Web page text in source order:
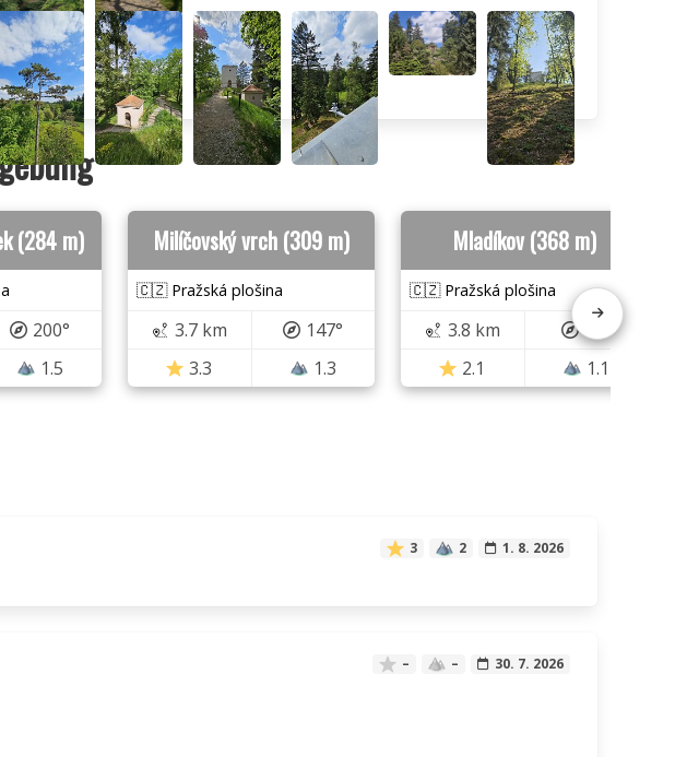
(284 m)
200°
1.5
Milíčovský vrch (309 m)
🇨🇿 Pražská plošina
3.7 km
147°
3.3
1.3
Mladíkov (368 m)
🇨🇿 Pražská plošina
3.8 km
41°
2.1
1.1
3 2 1. 8. 2026
– – 30. 7. 2026